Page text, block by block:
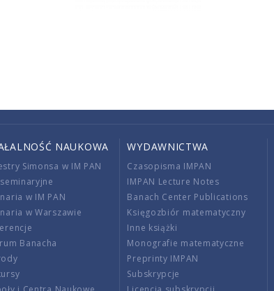
NAUKOWA
Simonsa w IM PAN
w IM PAN
w Warszawie
Banacha
WYDAWNICTWA
Czasopisma IMPAN
IMPAN Lecture Notes
Banach Center Publications
Księgozbiór matematyczny
Inne książki
Monografie matematyczne
Preprinty IMPAN
Subskrypcje